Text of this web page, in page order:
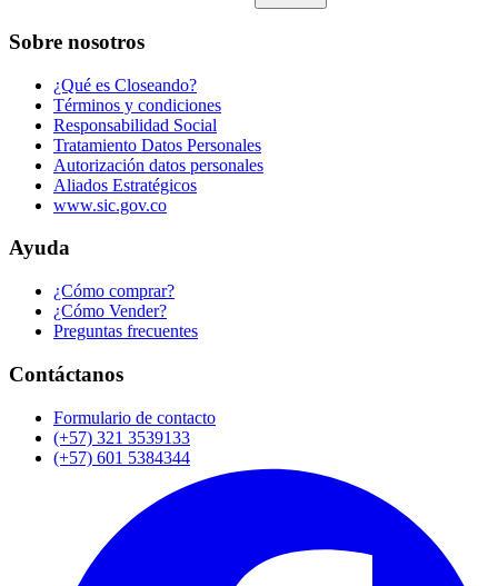
Sobre nosotros
¿Qué es Closeando?
Términos y condiciones
Responsabilidad Social
Tratamiento Datos Personales
Autorización datos personales
Aliados Estratégicos
www.sic.gov.co
Ayuda
¿Cómo comprar?
¿Cómo Vender?
Preguntas frecuentes
Contáctanos
Formulario de contacto
(+57) 321 3539133
(+57) 601 5384344